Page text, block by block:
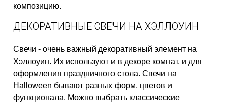
композицию.
ДЕКОРАТИВНЫЕ СВЕЧИ НА ХЭЛЛОУИН
Свечи - очень важный декоративный элемент на
Хэллоуин. Их используют и в декоре комнат, и для
оформления праздничного стола. Свечи на
Halloween бывают разных форм, цветов и
функционала. Можно выбрать классические